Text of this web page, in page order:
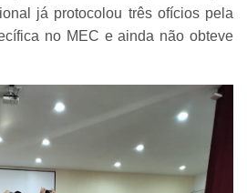
já protocolou três ofícios pela
no MEC e ainda não obteve